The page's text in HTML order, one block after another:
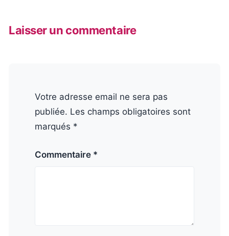
Laisser un commentaire
Votre adresse email ne sera pas
publiée. Les champs obligatoires sont
marqués *
Commentaire *